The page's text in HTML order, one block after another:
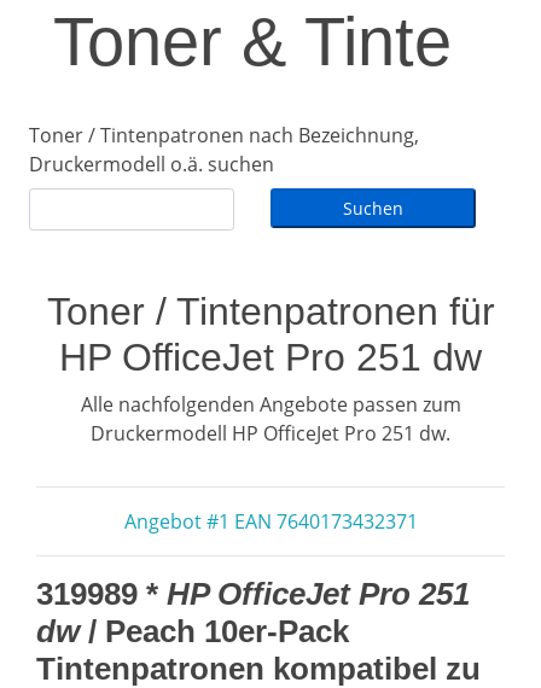
Toner & Tinte
Toner / Tintenpatronen nach Bezeichnung,
Druckermodell o.ä. suchen
Toner / Tintenpatronen für
HP OfficeJet Pro 251 dw
Alle nachfolgenden Angebote passen zum
Druckermodell HP OfficeJet Pro 251 dw.
Angebot #1 EAN 7640173432371
319989 * HP OfficeJet Pro 251
dw/ Peach 10er-Pack
Tintenpatronen kompatibel zu